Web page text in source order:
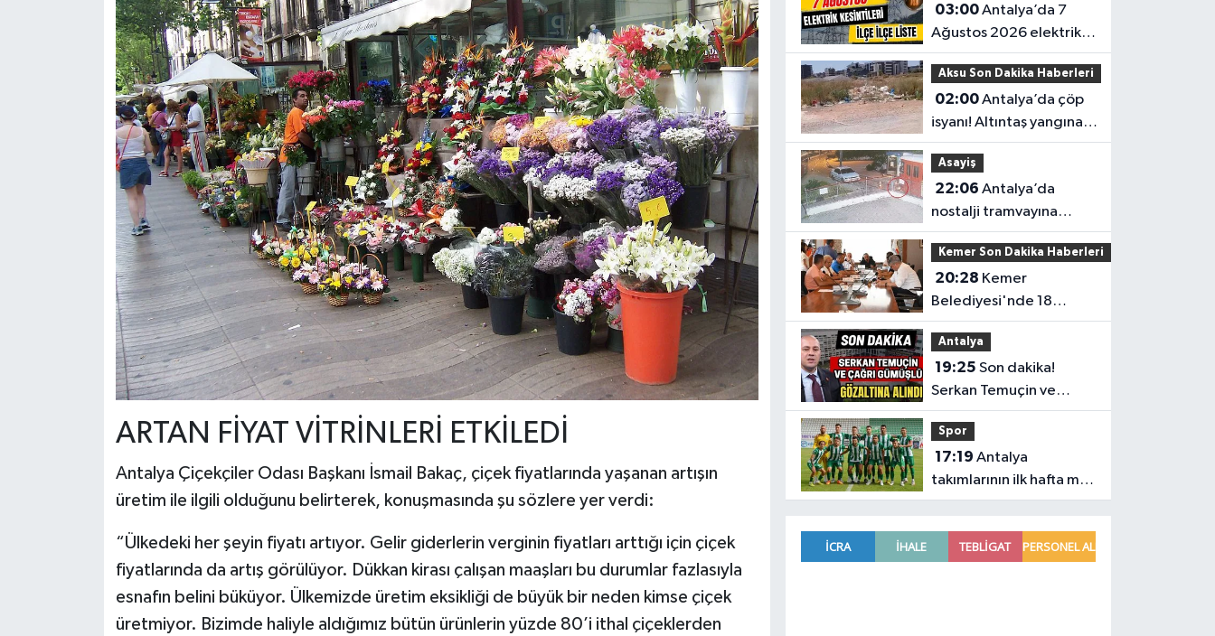
ARTAN FİYAT VİTRİNLERİ ETKİLEDİ
Antalya Çiçekçiler Odası Başkanı İsmail Bakaç, çiçek fiyatlarında yaşanan artışın
üretim ile ilgili olduğunu belirterek, konuşmasında şu sözlere yer verdi:
“Ülkedeki her şeyin fiyatı artıyor. Gelir giderlerin verginin fiyatları arttığı için çiçek
fiyatlarında da artış görülüyor. Dükkan kirası çalışan maaşları bu durumlar fazlasıyla
esnafın belini büküyor. Ülkemizde üretim eksikliği de büyük bir neden kimse çiçek
üretmiyor. Bizimde haliyle aldığımız bütün ürünlerin yüzde 80’i ithal çiçeklerden
03:00Antalya’da 7
Ağustos 2026 elektrik
kesintilerinin tam listesi
Aksu Son Dakika Haberleri
02:00Antalya’da çöp
isyanı! Altıntaş yangına
davetiye çıkarıyor
Asayiş
22:06
nostalji tramvayına
gece yarısı saldırı
Kemer Son Dakika Haberleri
20:28
Belediyesi'nde 18
milyonluk araç alımı
Meclis'ten geçti
Antalya
19:25
Serkan Temuçin ve
Çağrı Gümüşlü
gözaltına alındı
Spor
17:19
takımlarının ilk hafta maç
programı belli oldu